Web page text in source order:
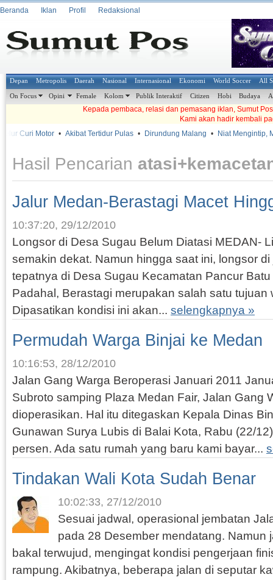
Beranda Iklan Profil Redaksional
Depan Metropolis Daerah Nasional Internasional Ekonomi World Soccer All
On Focus Opini Female Kolom Publik Interaktif Citizen Hobi Budaya
Kepada pembaca, relasi dan pemasang iklan, Sumut
Kami akan hadir kembali
Curi Motor • Akibat Tertidur Pulas • Dirundung Malang • Niat Mengintip,
Hasil Pencarian
Jalur Medan-Berastagi Macet
10:37:20, 29/12/2010
Longsor di Desa Sugau Belum Diatasi MEDAN-
semakin dekat. Namun hingga saat ini, longsor
tepatnya di Desa Sugau Kecamatan Pancur
Padahal, Berastagi merupakan salah satu tujuan
Dipasatikan kondisi ini akan... selengkapnya »
Permudah Warga Binjai ke Medan
10:16:53, 28/12/2010
Jalan Gang Warga Beroperasi Januari 2011
Subroto samping Plaza Medan Fair, Jalan Gang
dioperasikan. Hal itu ditegaskan Kepala Dinas
Gunawan Surya Lubis di Balai Kota, Rabu (22/
persen. Ada satu rumah yang baru kami bayar...
Tindakan Wali Kota Sudah Benar
10:02:33, 27/12/2010
Sesuai jadwal, operasional jembatan
pada 28 Desember mendatang. Namun
bakal terwujud, mengingat kondisi pengerjaan
rampung. Akibatnya, beberapa jalan di seputar